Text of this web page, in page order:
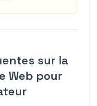
sur la
Web pour